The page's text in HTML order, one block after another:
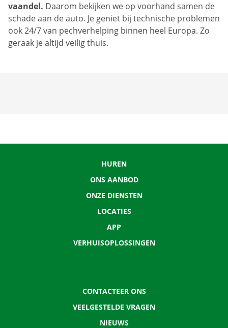
vaandel. Daarom bekijken we op voorhand samen de
schade aan de auto. Je geniet bij technische problemen
ook 24/7 van pechverhelping binnen heel Europa. Zo
geraak je altijd veilig thuis.
HUREN
ONS AANBOD
ONZE DIENSTEN
LOCATIES
APP
VERHUISOPLOSSINGEN
CONTACTEER ONS
VEELGESTELDE VRAGEN
NIEUWS